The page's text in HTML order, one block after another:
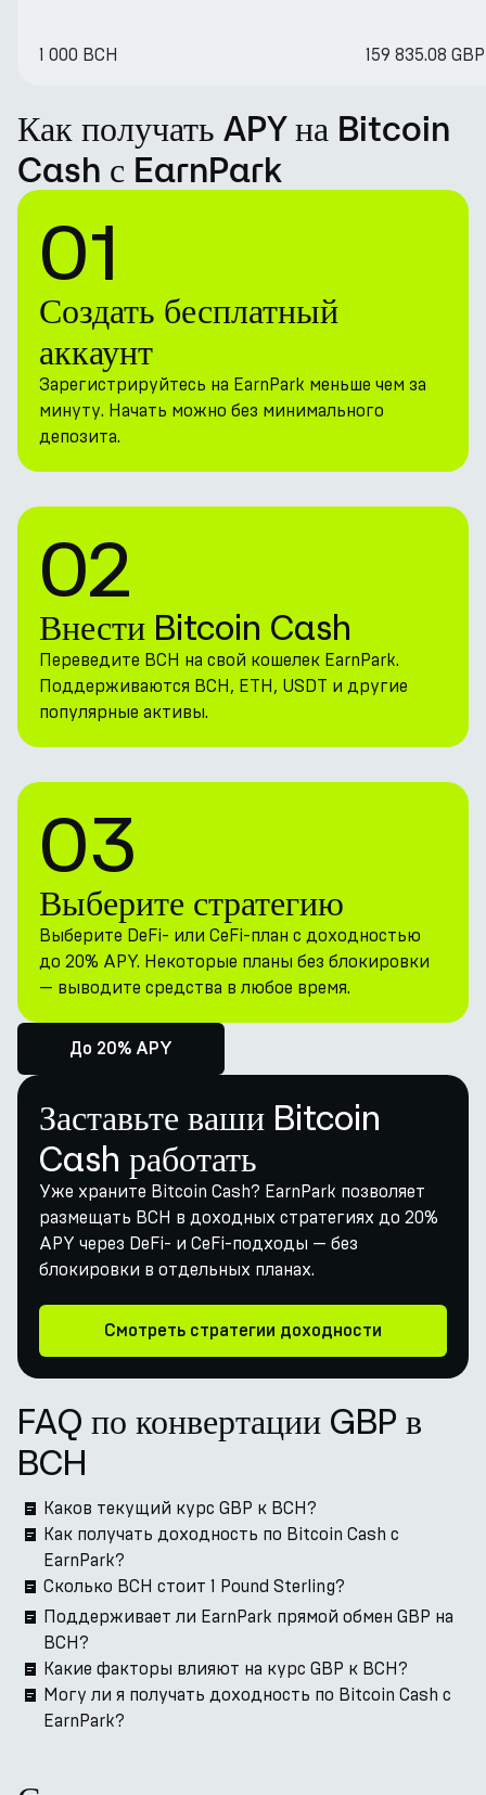
1 000 BCH 159 835.08 GBP
Как получать APY на Bitcoin
Cash с EarnPark
01
Создать бесплатный
аккаунт
Зарегистрируйтесь на EarnPark меньше чем за
минуту. Начать можно без минимального
депозита.
02
Внести Bitcoin Cash
Переведите BCH на свой кошелек EarnPark.
Поддерживаются BCH, ETH, USDT и другие
популярные активы.
03
Выберите стратегию
Выберите DeFi- или CeFi-план с доходностью
до 20% APY. Некоторые планы без блокировки
— выводите средства в любое время.
До 20% APY
Заставьте ваши Bitcoin
Cash работать
Уже храните Bitcoin Cash? EarnPark позволяет
размещать BCH в доходных стратегиях до 20%
APY через DeFi- и CeFi-подходы — без
блокировки в отдельных планах.
Смотреть стратегии доходности
FAQ по конвертации GBP в
BCH
Каков текущий курс GBP к BCH?
Как получать доходность по Bitcoin Cash с
EarnPark?
Сколько BCH стоит 1 Pound Sterling?
Поддерживает ли EarnPark прямой обмен GBP на
BCH?
Какие факторы влияют на курс GBP к BCH?
Могу ли я получать доходность по Bitcoin Cash с
EarnPark?